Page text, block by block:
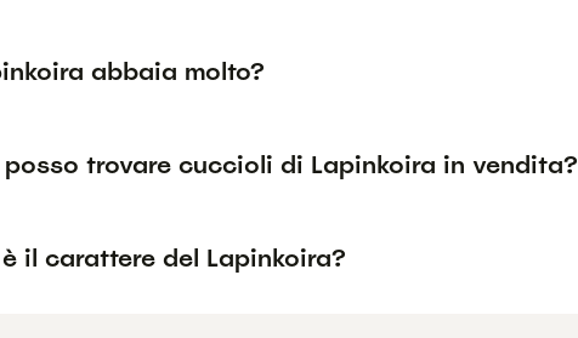
abbaia molto?
posso trovare cuccioli di Lapinkoira in vendita?
il carattere del Lapinkoira?